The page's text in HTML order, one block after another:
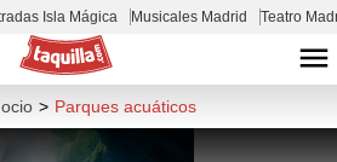
Isla Mágica Musicales Madrid Teatro
> Parques acuáticos